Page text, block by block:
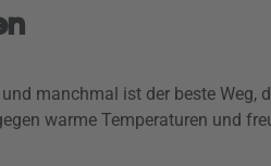
manchmal ist der beste Weg,
warme Temperaturen und